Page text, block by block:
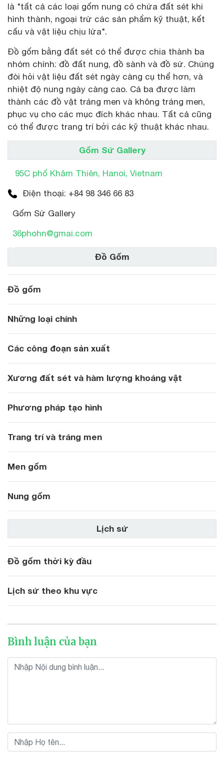
là "tất cả các loại gốm nung có chứa đất sét khi
hình thành, ngoại trừ các sản phẩm kỹ thuật, kết
cấu và vật liệu chịu lửa".
Đồ gốm bằng đất sét có thể được chia thành ba
nhóm chính: đồ đất nung, đồ sành và đồ sứ. Chúng
đòi hỏi vật liệu đất sét ngày càng cụ thể hơn, và
nhiệt độ nung ngày càng cao. Cả ba được làm
thành các đồ vật tráng men và không tráng men,
phục vụ cho các mục đích khác nhau. Tất cả cũng
có thể được trang trí bởi các kỹ thuật khác nhau.
Gốm Sứ Gallery
95C phố Khâm Thiên, Hanoi, Vietnam
Điện thoại: +84 98 346 66 83
Gốm Sứ Gallery
36phohn@gmai.com
Đồ Gốm
Đồ gốm
Những loại chính
Các công đoạn sản xuất
Xương đất sét và hàm lượng khoáng vật
Phương pháp tạo hình
Trang trí và tráng men
Men gốm
Nung gốm
Lịch sử
Đồ gốm thời kỳ đầu
Lịch sử theo khu vực
Bình luận của bạn